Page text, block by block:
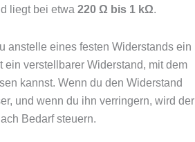
liegt bei etwa 220 Ω bis 1 kΩ.
anstelle eines festen Widerstands ein
verstellbarer Widerstand, mit dem
kannst. Wenn du den Widerstand
und wenn du ihn verringern, wird der
Bedarf steuern.